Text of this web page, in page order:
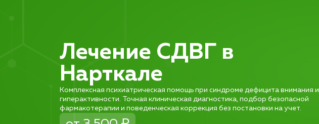
Лечение СДВГ в
Нарткале
Комплексная психиатрическая помощь при синдроме дефицита внимания и
гиперактивности. Точная клиническая диагностика, подбор безопасной
фармакотерапии и поведенческая коррекция без постановки на учет.